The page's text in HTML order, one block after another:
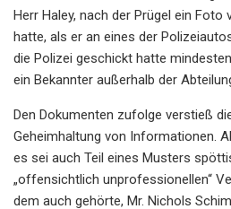
Herr Haley, nach der Prügel ein
hatte, als er an eines der
die Polizei geschickt hatte
ein Bekannter außerhalb der
Den Dokumenten zufolge verstieß
Geheimhaltung von Informationen.
es sei auch Teil eines Musters
„offensichtlich unprofessionellen“
dem auch gehörte, Mr. Nichols